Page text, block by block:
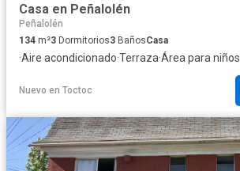
Casa en Peñalolén
Peñalolén
134 m²3 Dormitorios3 BañosCasa
·Aire acondicionado·Terraza·Área para niños
Nuevo en Toctoc